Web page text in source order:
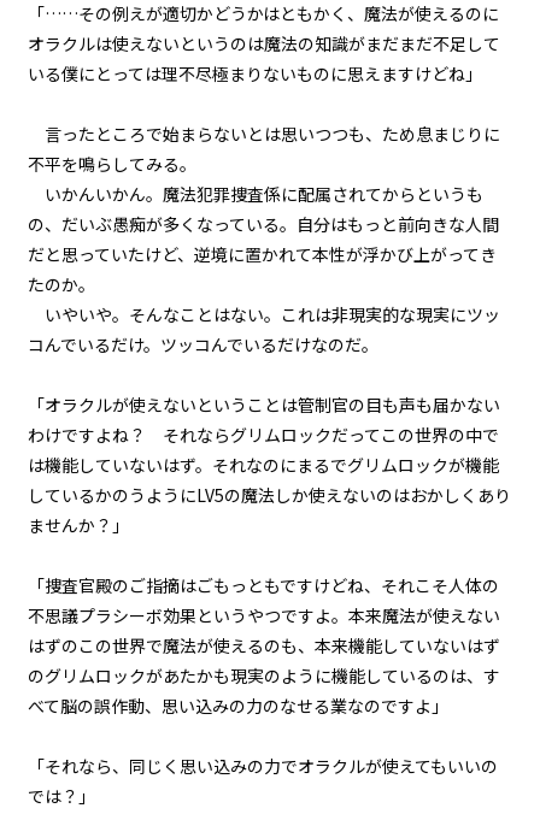
第２話
『Monsters（怪物たち）』＜８
＞
第２話
＞
第２話
第２話
『Monsters（怪物たち）』＜１
２＞
『Monsters（怪物たち）』＜１
３＞
第２話
『Monsters（怪物たち）』＜１
４＞
第２話
「……その例えが適切かどうかはともかく、魔法が使えるのに
オラクルは使えないというのは魔法の知識がまだまだ不足して
いる僕にとっては理不尽極まりないものに思えますけどね」
言ったところで始まらないとは思いつつも、ため息まじりに
不平を鳴らしてみる。
いかんいかん。魔法犯罪捜査係に配属されてからというも
の、だいぶ愚痴が多くなっている。自分はもっと前向きな人間
だと思っていたけど、逆境に置かれて本性が浮かび上がってき
たのか。
いやいや。そんなことはない。これは非現実的な現実にツッ
コんでいるだけ。ツッコんでいるだけなのだ。
「オラクルが使えないということは管制官の目も声も届かない
わけですよね？ それならグリムロックだってこの世界の中で
は機能していないはず。それなのにまるでグリムロックが機能
しているかのうようにLV5の魔法しか使えないのはおかしくあり
ませんか？」
「捜査官殿のご指摘はごもっともですけどね、それこそ人体の
不思議――プラシーボ効果というやつですよ。本来魔法が使えない
はずのこの世界で魔法が使えるのも、本来機能していないはず
のグリムロックがあたかも現実のように機能しているのは、す
べて脳の誤作動、思い込みの力のなせる業なのですよ」
「それなら、同じく思い込みの力でオラクルが使えてもいいの
では？」